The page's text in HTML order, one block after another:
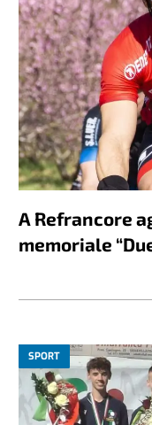
A Refrancore
memoriale
SPORT